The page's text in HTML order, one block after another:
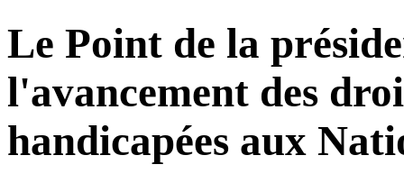
Le Point de la
l'avancement des
handicapées aux